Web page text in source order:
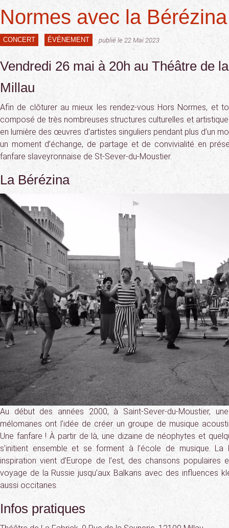
Normes avec la Bérézina
CONCERT ÉVÉNEMENT publié le 22 Mai 2023
Vendredi 26 mai à 20h au Théâtre de
Millau
Afin de clôturer au mieux les rendez-vous Hors Normes, et
composé de très nombreuses structures culturelles et
en lumière des œuvres d’artistes singuliers pendant plus d’un
un moment d’échange, de partage et de convivialité en
fanfare slaveyronnaise de St-Sever-du-Moustier.
La Bérézina
Au début des années 2000, à Saint-Sever-du-Moustier,
mélomanes ont l’idée de créer un groupe de musique
Une fanfare ! À partir de là, une dizaine de néophytes et
s’initient ensemble et se forment à l’école de musique.
inspiration vient d’Europe de l’est, des chansons populaires
voyage de la Russie jusqu’aux Balkans avec des influences
aussi occitanes.
Infos pratiques